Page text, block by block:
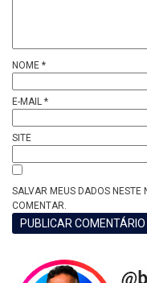
NOME *
E-MAIL *
SITE
SALVAR MEUS DADOS NESTE
COMENTAR.